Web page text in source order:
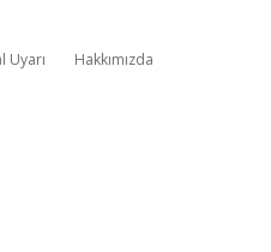
Uyarı Hakkımızda